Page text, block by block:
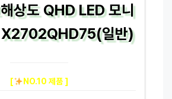
상도 QHD LED 모니
일반)
[ NO.10 제품 ]